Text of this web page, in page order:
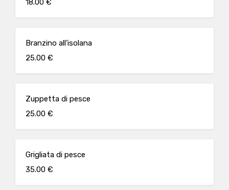
18.00 €
Branzino all'isolana
25.00 €
Zuppetta di pesce
25.00 €
Grigliata di pesce
35.00 €